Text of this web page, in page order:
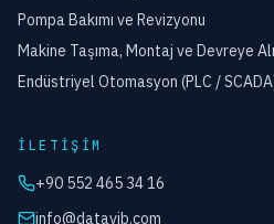
Pompa Bakımı ve Revizyonu
Makine Taşıma, Montaj ve Devreye
Endüstriyel Otomasyon (PLC /
İLETIŞIM
+90 552 465 34 16
info@datavib.com